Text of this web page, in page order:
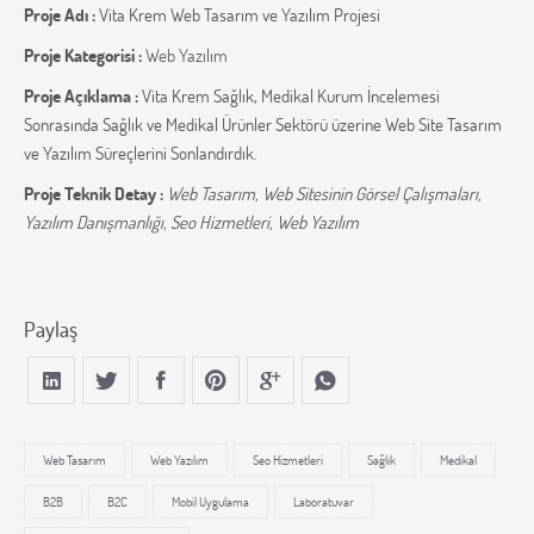
Proje Adı :Vita Krem Web Tasarım ve Yazılım Projesi
Proje Kategorisi :Web Yazılım
Proje Açıklama :Vita Krem Sağlık, Medikal Kurum İncelemesi
Sonrasında Sağlık ve Medikal Ürünler Sektörü üzerine Web Site Tasarım
ve Yazılım Süreçlerini Sonlandırdık.
Proje Teknik Detay : Web Tasarım, Web Sitesinin Görsel Çalışmaları,
Yazılım Danışmanlığı, Seo Hizmetleri, Web Yazılım
Paylaş
Web Tasarım Web Yazılım Seo Hizmetleri Sağlık Medikal
B2B B2C Mobil Uygulama Laboratuvar